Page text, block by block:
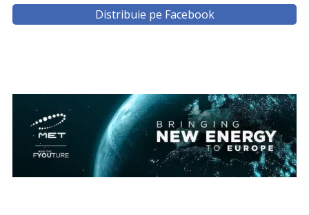
Distribuie pe Facebook